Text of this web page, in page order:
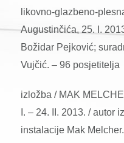
likovno-glazbeno-
Augustinčića, 25. I.
Božidar Pejković;
Vujčić. – 96 posjetitelja
izložba / MAK
I. – 24. II. 2013. / autor
instalacije Mak